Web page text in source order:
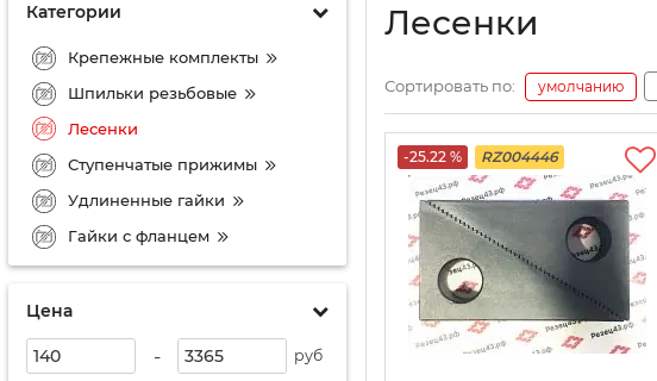
Категории
Крепежные комплекты
Шпильки резьбовые
Лесенки
Ступенчатые прижимы
Удлиненные гайки
Гайки с фланцем
Цена
- руб
Лесенки
Сортировать по: умолчанию
-25.22 % RZ004446